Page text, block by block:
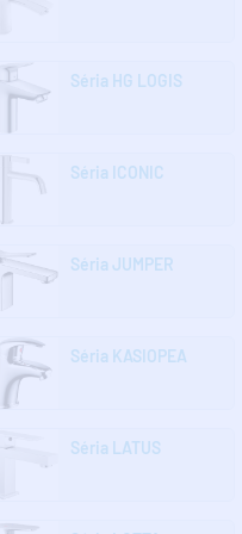
Séria HG LOGIS
Séria ICONIC
Séria JUMPER
Séria KASIOPEA
Séria LATUS